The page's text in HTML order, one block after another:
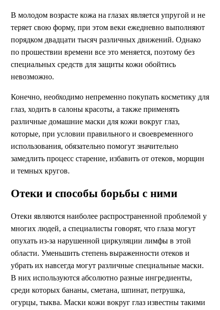
В молодом возрасте кожа на глазах является упругой и не
теряет свою форму, при этом веки ежедневно выполняют
порядком двадцати тысяч различных движений. Однако
по прошествии времени все это меняется, поэтому без
специальных средств для защиты кожи обойтись
невозможно.
Конечно, необходимо непременно покупать косметику для
глаз, ходить в салоны красоты, а также применять
различные домашние маски для кожи вокруг глаз,
которые, при условии правильного и своевременного
использования, обязательно помогут значительно
замедлить процесс старение, избавить от отеков, морщин
и темных кругов.
Отеки и способы борьбы с ними
Отеки являются наиболее распространенной проблемой у
многих людей, а специалисты говорят, что глаза могут
опухать из-за нарушенной циркуляции лимфы в этой
области. Уменьшить степень выраженности отеков и
убрать их навсегда могут различные специальные маски.
В них используются абсолютно разные ингредиенты,
среди которых бананы, сметана, шпинат, петрушка,
огурцы, тыква. Маски кожи вокруг глаз известны такими